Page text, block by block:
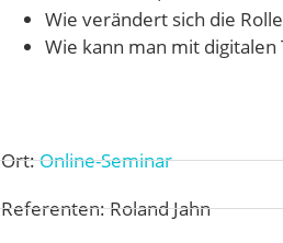
Wie verändert sich die
Wie kann man mit digitalen
Ort:Online-Seminar
Referenten: Roland Jahn